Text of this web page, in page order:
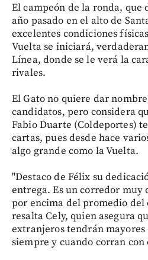
El campeón de la ronda, que
año pasado en el alto de
excelentes condiciones
Vuelta se iniciará,
Línea, donde se le verá la
rivales.
El Gato no quiere dar
candidatos, pero considera
Fabio Duarte (Coldeportes)
cartas, pues desde hace
algo grande como la Vuelta.
"Destaco de Félix su
entrega. Es un corredor muy
por encima del promedio del
resalta Cely, quien asegura
extranjeros tendrán
siempre y cuando corran con